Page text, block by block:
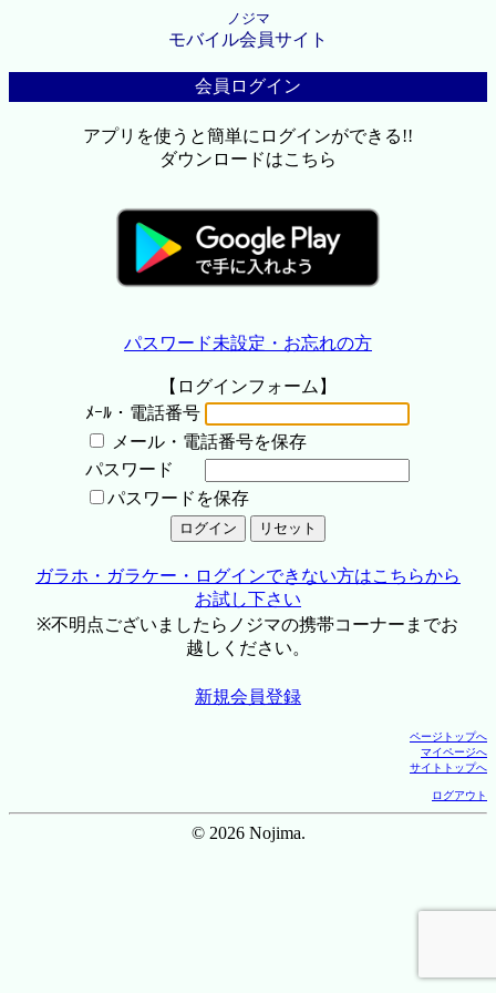
ノジマ
モバイル会員サイト
会員ログイン
アプリを使うと簡単にログインができる!!
ダウンロードはこちら
パスワード未設定・お忘れの方
【ログインフォーム】
ﾒｰﾙ・電話番号
メール・電話番号を保存
パスワード
パスワードを保存
ガラホ・ガラケー・ログインできない方はこちらから
お試し下さい
※不明点ございましたらノジマの携帯コーナーまでお
越しください。
新規会員登録
ページトップへ
マイページへ
サイトトップへ
ログアウト
© 2026 Nojima.